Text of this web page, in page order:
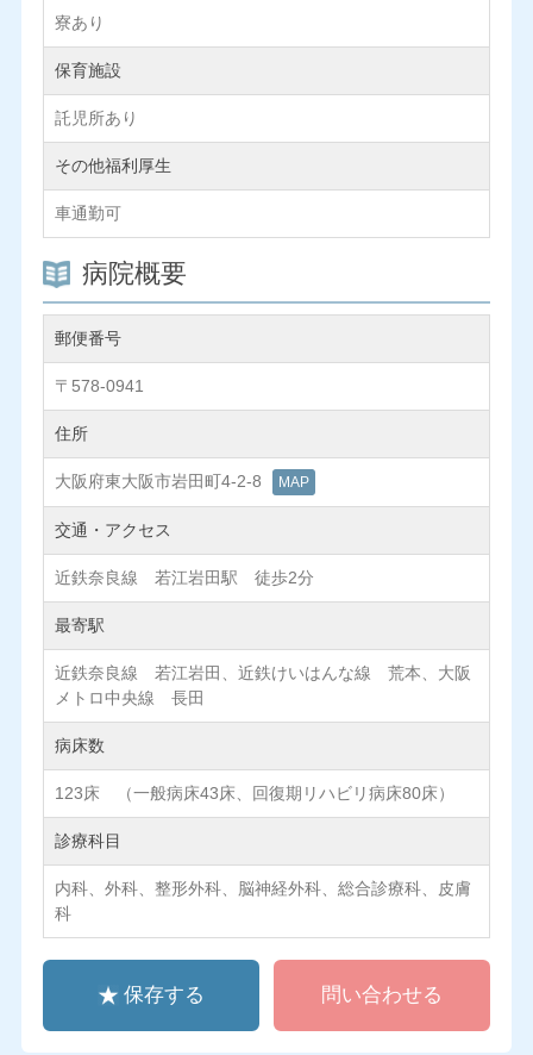
寮あり
保育施設
託児所あり
その他福利厚生
車通勤可
病院概要
郵便番号
〒578-0941
住所
大阪府東大阪市岩田町4-2-8 MAP
交通・アクセス
近鉄奈良線 若江岩田駅 徒歩2分
最寄駅
近鉄奈良線 若江岩田、近鉄けいはんな線 荒本、大阪
メトロ中央線 長田
病床数
123床 （一般病床43床、回復期リハビリ病床80床）
診療科目
内科、外科、整形外科、脳神経外科、総合診療科、皮膚
科
保存する 問い合わせる